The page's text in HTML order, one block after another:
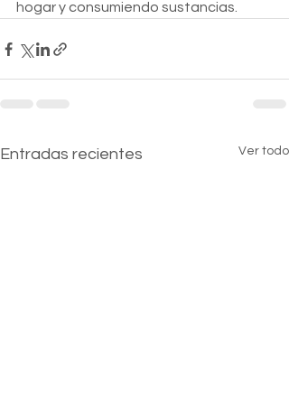
hogar y consumiendo sustancias.
Entradas recientes Ver todo